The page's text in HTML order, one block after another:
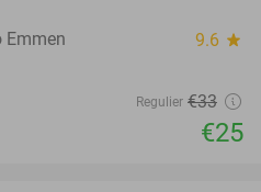
Emmen 9.6 star
Regulier €33
€25